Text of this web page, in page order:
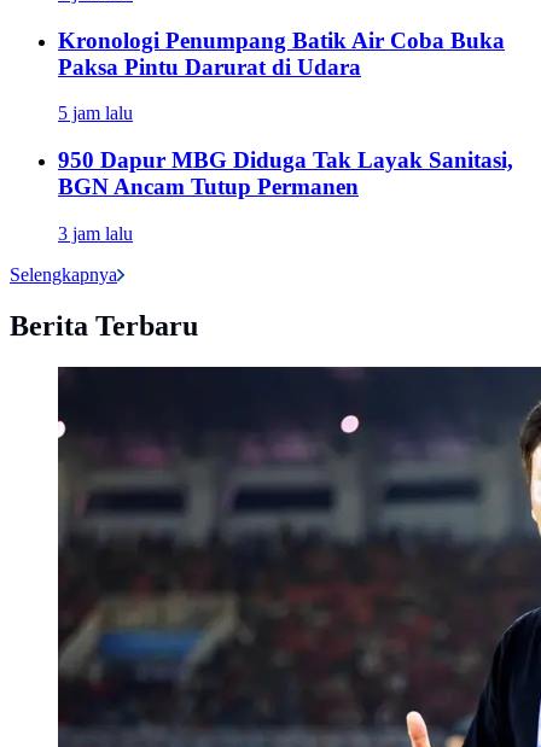
Kronologi Penumpang Batik Air Coba Buka
Paksa Pintu Darurat di Udara
5 jam lalu
950 Dapur MBG Diduga Tak Layak Sanitasi,
BGN Ancam Tutup Permanen
3 jam lalu
Selengkapnya
Berita Terbaru